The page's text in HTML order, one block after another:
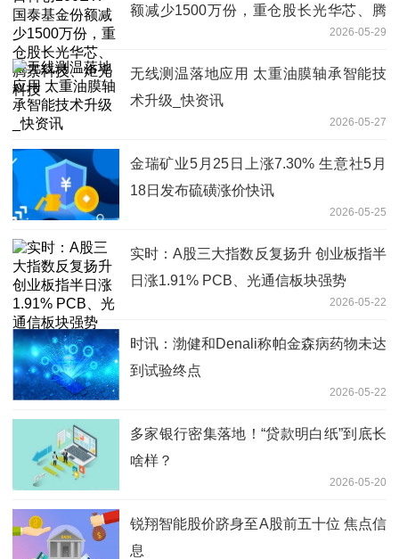
额减少1500万份，重仓股长光华芯、腾
2026-05-29
无线测温落地应用 太重油膜轴承智能技
术升级_快资讯
2026-05-27
金瑞矿业5月25日上涨7.30% 生意社5月
18日发布硫磺涨价快讯
2026-05-25
实时：A股三大指数反复扬升 创业板指半
日涨1.91% PCB、光通信板块强势
2026-05-22
时讯：渤健和Denali称帕金森病药物未达
到试验终点
2026-05-22
多家银行密集落地！“贷款明白纸”到底长
啥样？
2026-05-20
锐翔智能股价跻身至A股前五十位 焦点信
息